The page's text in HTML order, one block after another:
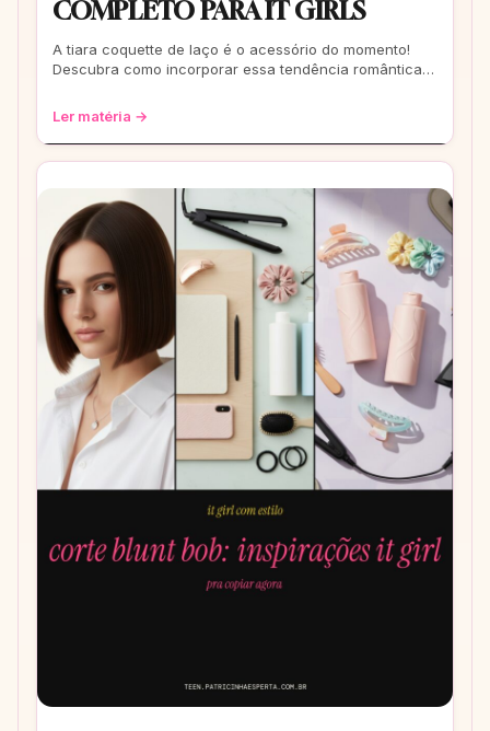
COMPLETO PARA IT GIRLS
A tiara coquette de laço é o acessório do momento!
Descubra como incorporar essa tendência romântica e
Ler matéria →